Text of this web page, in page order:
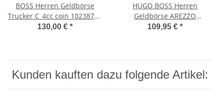
BOSS Herren Geldbörse
Trucker C_4cc coin 10238739
01
130,00 € *
HUGO BOSS Herren
Geldbörse AREZZO
50470436
109,95 € *
Kunden kauften dazu folgende Artikel: